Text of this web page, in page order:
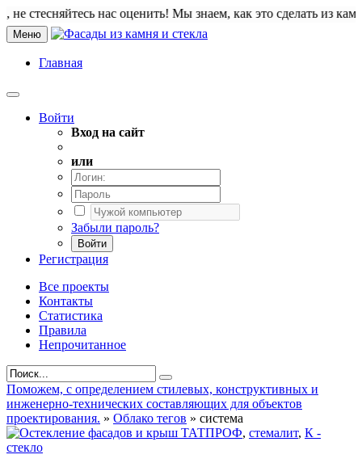
нас оценить! Мы знаем, как это сделать из камня.
Меню
Главная
Войти
Вход на сайт
или
Забыли пароль?
Войти
Регистрация
Все проекты
Контакты
Статистика
Правила
Непрочитанное
Поможем, с определением стилевых, конструктивных и
инженерно-технических составляющих для объектов
проектирования. » Облако тегов » система
ТАТПРОФ, стемалит, К -
стекло